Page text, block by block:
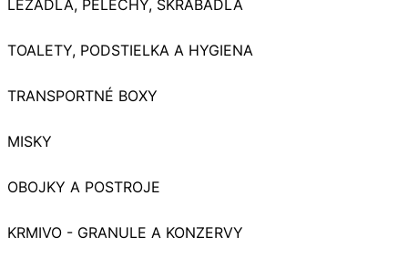
LEŽADLÁ, PELECHY, ŠKRABADLÁ
TOALETY, PODSTIELKA A HYGIENA
TRANSPORTNÉ BOXY
MISKY
OBOJKY A POSTROJE
KRMIVO - GRANULE A KONZERVY